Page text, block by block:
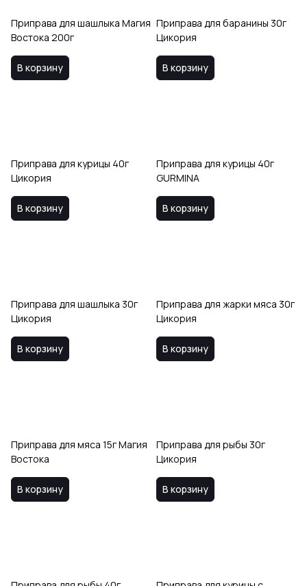
Приправа для шашлыка Магия
Востока 200г
В корзину
Приправа для баранины 30г
Цикория
В корзину
Приправа для курицы 40г
Цикория
В корзину
Приправа для курицы 40г
GURMINA
В корзину
Приправа для шашлыка 30г
Цикория
В корзину
Приправа для жарки мяса 30г
Цикория
В корзину
Приправа для мяса 15г Магия
Востока
В корзину
Приправа для рыбы 30г
Цикория
В корзину